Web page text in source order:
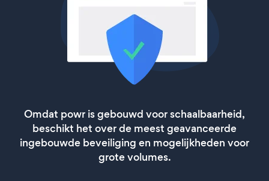
Omdat powr is gebouwd voor schaalbaarheid,
beschikt het over de meest geavanceerde
ingebouwde beveiliging en mogelijkheden voor
grote volumes.